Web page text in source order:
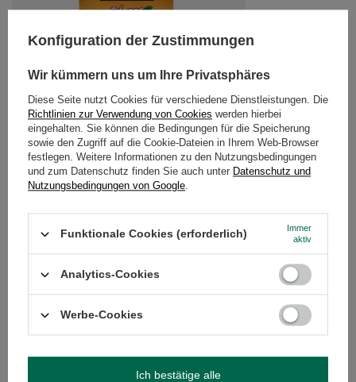
Kurupi Fitness 0,5 kg
4,98 € / St.
(9,96 € / kg)
EMPFOHLENE PRODUKTE
Kurupi Compuesta
(10,96 € / kg)
Konfiguration der Zustimmungen
Wir kümmern uns um Ihre Privatsphäres
Diese Seite nutzt Cookies für verschiedene Dienstleistungen. Die
Richtlinien zur Verwendung von Cookies werden hierbei
eingehalten. Sie können die Bedingungen für die Speicherung
sowie den Zugriff auf die Cookie-Dateien in Ihrem Web-Browser
festlegen. Weitere Informationen zu den Nutzungsbedingungen
und zum Datenschutz finden Sie auch unter Datenschutz und
Nutzungsbedingungen von Google.
Funktionale Cookies (erforderlich)
Immer
aktiv
Analytics-Cookies
Werbe-Cookies
Ich bestätige alle